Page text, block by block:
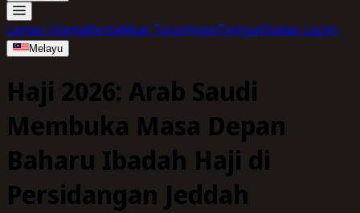
Laman UtamaBeritaMuat TurunHotelTempatSoalan Lazim
Melayu
Haji 2026: Arab Saudi
Membuka Masa Depan
Baharu Ibadah Haji di
Persidangan Jeddah